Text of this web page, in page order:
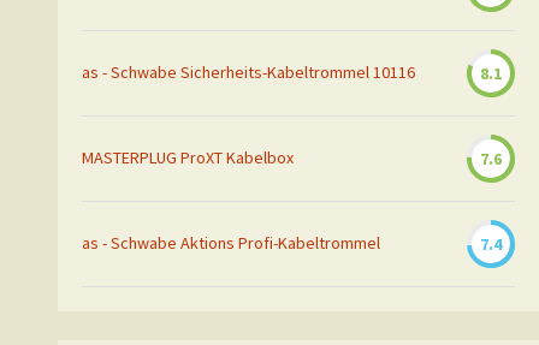
as - Schwabe Sicherheits-Kabeltrommel 10116 8.1
MASTERPLUG ProXT Kabelbox 7.6
as - Schwabe Aktions Profi-Kabeltrommel 7.4